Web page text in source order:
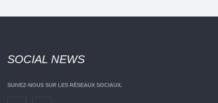
SOCIAL NEWS
SUIVEZ-NOUS SUR LES RÉSEAUX SOCIAUX.